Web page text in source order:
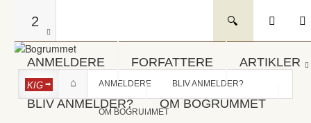
2
ANMELDERE FORFATTERE ARTIKLER
BLIV ANMELDER? OM BOGRUMMET
KIG ANMELDERE BLIV ANMELDER?
OM BOGRUMMET